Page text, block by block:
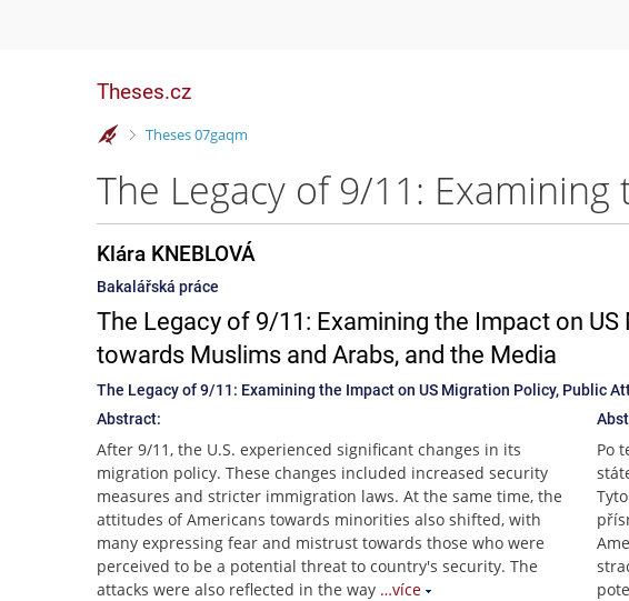
Theses.cz
>
Theses 07gaqm
Klára KNEBLOVÁ
Bakalářská práce
The Legacy of 9/11: Examining the Impact on
towards Muslims and Arabs, and the Media
The Legacy of 9/11: Examining the Impact on US Migration Policy, Public
Abstract:
After 9/11, the U.S. experienced significant changes in its
migration policy. These changes included increased security
measures and stricter immigration laws. At the same time, the
attitudes of Americans towards minorities also shifted, with
many expressing fear and mistrust towards those who were
perceived to be a potential threat to country's security. The
attacks were also reflected in the way …více
Po